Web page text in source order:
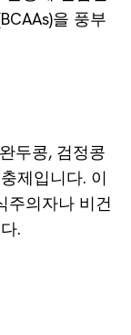
을 풍부
두콩, 검정콩
제입니다. 이
주의자나 비건
.